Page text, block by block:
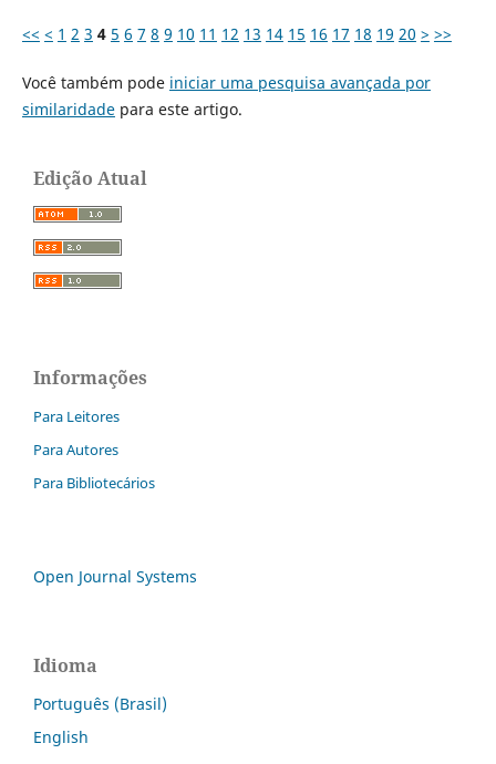
<< < 1 2 3 4 5 6 7 8 9 10 11 12 13 14 15 16 17 18 19 20 > >>
Você também pode iniciar uma pesquisa avançada por
similaridadepara este artigo.
Edição Atual
Informações
Para Leitores
Para Autores
Para Bibliotecários
Open Journal Systems
Idioma
Português (Brasil)
English